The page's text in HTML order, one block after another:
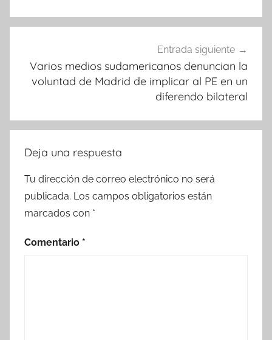
Entrada siguiente
Varios medios sudamericanos denuncian la
voluntad de Madrid de implicar al PE en un
diferendo bilateral
Deja una respuesta
Tu dirección de correo electrónico no será
publicada. Los campos obligatorios están
marcados con *
Comentario *